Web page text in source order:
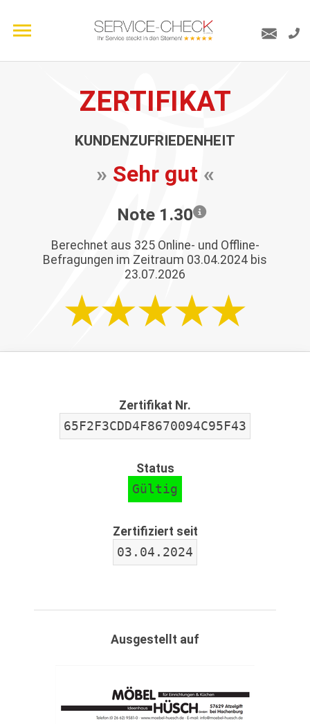
ZERTIFIKAT
KUNDENZUFRIEDENHEIT
» Sehr gut «
Note 1.30
Berechnet aus 325Online- und Offline-
Befragungen im Zeitraum 03.04.2024 bis
23.07.2026
Zertifikat Nr.
65F2F3CDD4F8670094C95F43
Status
Gültig
Zertifiziert seit
03.04.2024
Ausgestellt auf